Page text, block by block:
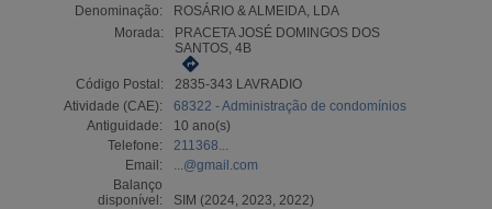
Denominação:
ROSÁRIO & ALMEIDA, LDA
Morada:
PRACETA JOSÉ DOMINGOS DOS
SANTOS, 4B
Código Postal:
2835-343 LAVRADIO
Atividade (CAE):
68322 - Administração de condomínios
Antiguidade:
10 ano(s)
Telefone:
211368...
Email:
...@gmail.com
Balanço
disponível:
SIM (2024, 2023, 2022)